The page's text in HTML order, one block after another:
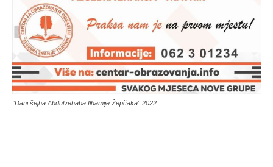
“Dani šejha Abdulvehaba Ilhamije Žepčaka” 2022